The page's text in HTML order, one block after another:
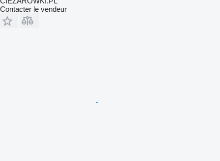
Contacter le vendeur